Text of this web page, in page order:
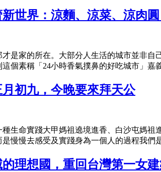
新世界：涼麵、涼菜、涼肉
是家的所在。大部分人生活的城市並非
個素稱「24小時香氣撲鼻的好吃城市」
初九，今晚要來拜天公
生命實踐大甲媽祖遶境進香、白沙屯媽
慢慢去感受及實踐身為一個人的過程我們
理想國，重回台灣第一女